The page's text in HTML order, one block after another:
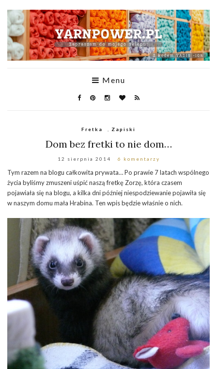
Menu
Fretka Zapiski
Dom bez fretki to nie dom…
12 sierpnia 2014 6 komentarzy
Tym razem na blogu całkowita prywata… Po prawie 7 latach wspólnego
życia byliśmy zmuszeni uśpić naszą fretkę Zorzę, która czasem
pojawiała się na blogu, a kilka dni później niespodziewanie pojawiła się
w naszym domu mała Hrabina. Ten wpis będzie właśnie o nich.